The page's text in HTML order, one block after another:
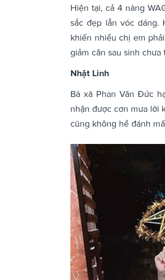
Hiện tại, cả 4 nàng
sắc đẹp lẫn vóc dáng.
khiến nhiều chị em
giảm cân sau sinh chưa
Nhật Linh
Bà xã Phan Văn Đức
nhận được cơn mưa lời
cũng không hề đánh